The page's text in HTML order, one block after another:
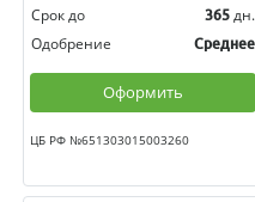
Срок до
365 дн.
Одобрение
Среднее
Оформить
ЦБ РФ №651303015003260